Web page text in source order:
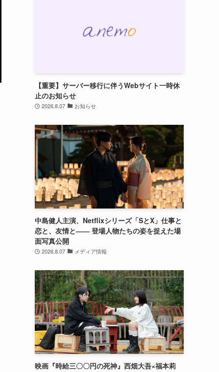
【重要】サーバー移行に伴うWebサイト一時休
止のお知らせ
2026.8.07 お知らせ
中島健人主演、Netflixシリーズ「SとX」仕事と
恋と、友情と―― 登場人物たちの姿を捉えた場
面写真公開
2026.8.07 メディア情報
映画『時給三〇〇円の死神』西畑大吾×福本莉